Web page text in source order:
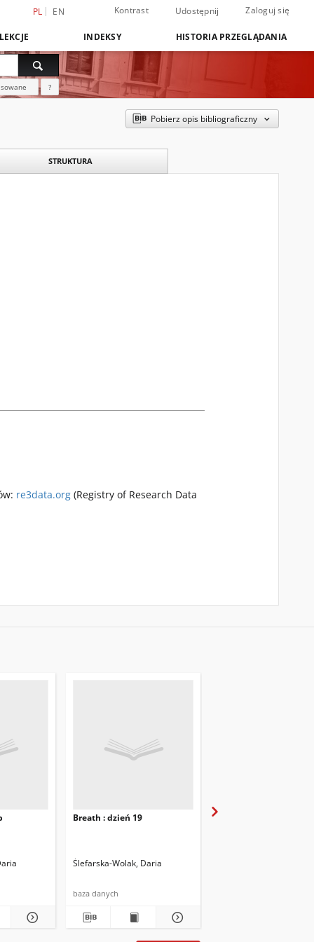
PL EN Kontrast Udostępnij Zaloguj się
INDEKSY HISTORIA PRZEGLĄDANIA
?
Pobierz opis bibliograficzny
STRUKTURA
re3data.org (Registry of Research Data
Breath : dzień 19
Ślefarska-Wolak, Daria
baza danych